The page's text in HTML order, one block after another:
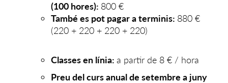
(100 hores): 800 €
També es pot pagar a terminis: 880 €
(220 + 220 + 220 + 220)
Classes en línia: a partir de 8 € / hora
Preu del curs anual de setembre a juny